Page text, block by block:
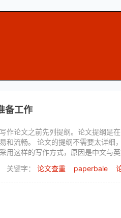
备工作
作论文之前先列提纲。论文提纲是
和流畅。 论文的提纲不需要太详
用这样的写作方式，原因是中文与
关键字： 论文查重 paperbale